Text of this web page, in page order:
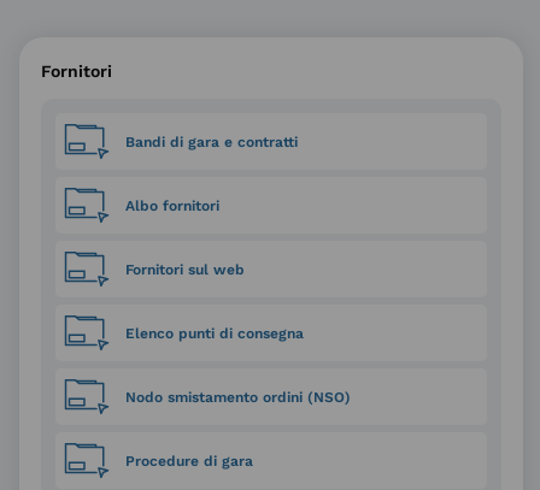
Fornitori
Bandi di gara e contratti
Albo fornitori
Fornitori sul web
Elenco punti di consegna
Nodo smistamento ordini (NSO)
Procedure di gara